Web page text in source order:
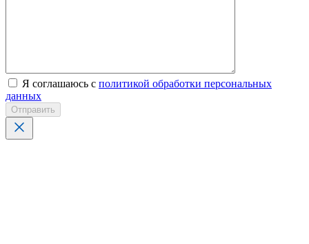
Я соглашаюсь с политикой обработки персональных
данных
Отправить